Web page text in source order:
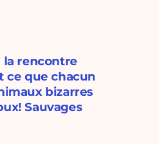
la rencontre
ce que chacun
bizarres
Sauvages